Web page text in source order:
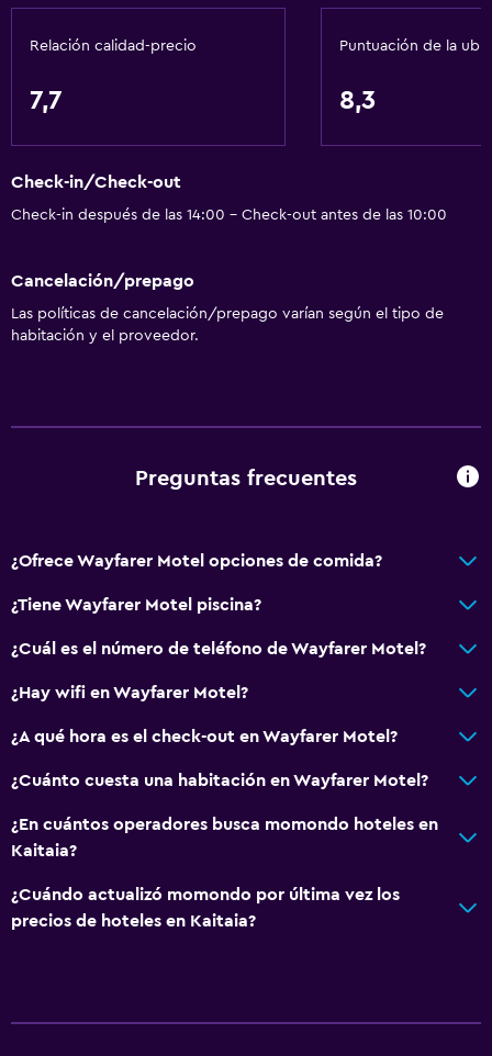
Relación calidad-precio
7,7
Puntuación de la
8,3
Check-in/Check-out
Check-in después de las 14:00 - Check-out antes de las 10:00
Cancelación/prepago
Las políticas de cancelación/prepago varían según el tipo de
habitación y el proveedor.
Preguntas frecuentes
¿Ofrece Wayfarer Motel opciones de comida?
¿Tiene Wayfarer Motel piscina?
¿Cuál es el número de teléfono de Wayfarer Motel?
¿Hay wifi en Wayfarer Motel?
¿A qué hora es el check-out en Wayfarer Motel?
¿Cuánto cuesta una habitación en Wayfarer Motel?
¿En cuántos operadores busca momondo hoteles en
Kaitaia?
¿Cuándo actualizó momondo por última vez los
precios de hoteles en Kaitaia?